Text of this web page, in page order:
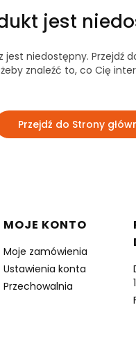
jest
niedostępny. Przejdź
żeby znaleźć to, co Cię
Przejdź do Strony
MOJE KONTO
Moje zamówienia
Ustawienia konta
Przechowalnia